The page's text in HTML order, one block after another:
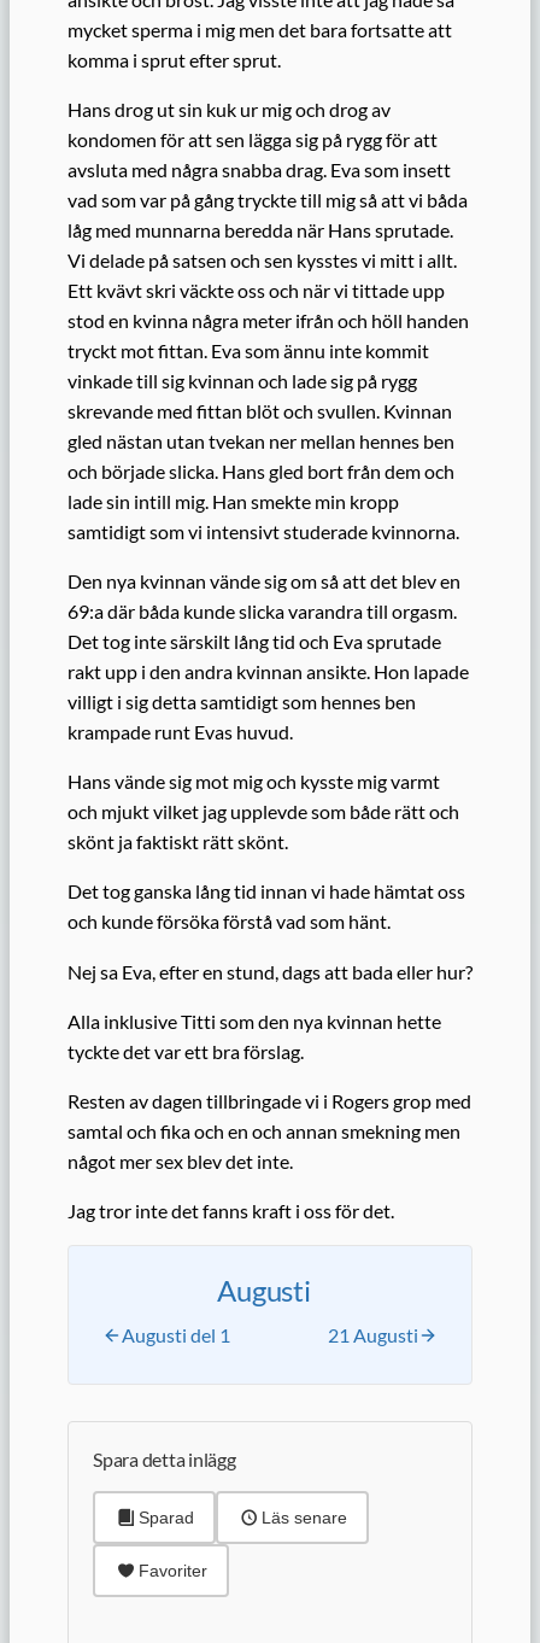
mycket sperma i mig men det bara fortsatte att
komma i sprut efter sprut.
Hans drog ut sin kuk ur mig och drog av
kondomen för att sen lägga sig på rygg för att
avsluta med några snabba drag. Eva som insett
vad som var på gång tryckte till mig så att vi båda
låg med munnarna beredda när Hans sprutade.
Vi delade på satsen och sen kysstes vi mitt i allt.
Ett kvävt skri väckte oss och när vi tittade upp
stod en kvinna några meter ifrån och höll handen
tryckt mot fittan. Eva som ännu inte kommit
vinkade till sig kvinnan och lade sig på rygg
skrevande med fittan blöt och svullen. Kvinnan
gled nästan utan tvekan ner mellan hennes ben
och började slicka. Hans gled bort från dem och
lade sin intill mig. Han smekte min kropp
samtidigt som vi intensivt studerade kvinnorna.
Den nya kvinnan vände sig om så att det blev en
69:a där båda kunde slicka varandra till orgasm.
Det tog inte särskilt lång tid och Eva sprutade
rakt upp i den andra kvinnan ansikte. Hon lapade
villigt i sig detta samtidigt som hennes ben
krampade runt Evas huvud.
Hans vände sig mot mig och kysste mig varmt
och mjukt vilket jag upplevde som både rätt och
skönt ja faktiskt rätt skönt.
Det tog ganska lång tid innan vi hade hämtat oss
och kunde försöka förstå vad som hänt.
Nej sa Eva, efter en stund, dags att bada eller hur?
Alla inklusive Titti som den nya kvinnan hette
tyckte det var ett bra förslag.
Resten av dagen tillbringade vi i Rogers grop med
samtal och fika och en och annan smekning men
något mer sex blev det inte.
Jag tror inte det fanns kraft i oss för det.
Augusti
Augusti del 1 21 Augusti
Spara detta inlägg
Sparad Läs senare
Favoriter